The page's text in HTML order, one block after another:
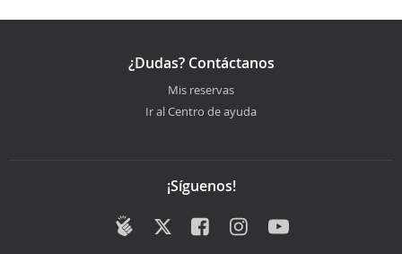
¿Dudas? Contáctanos
Mis reservas
Ir al Centro de ayuda
¡Síguenos!